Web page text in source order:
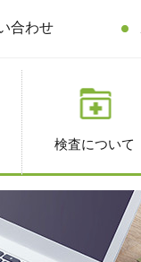
合わせ
検査について